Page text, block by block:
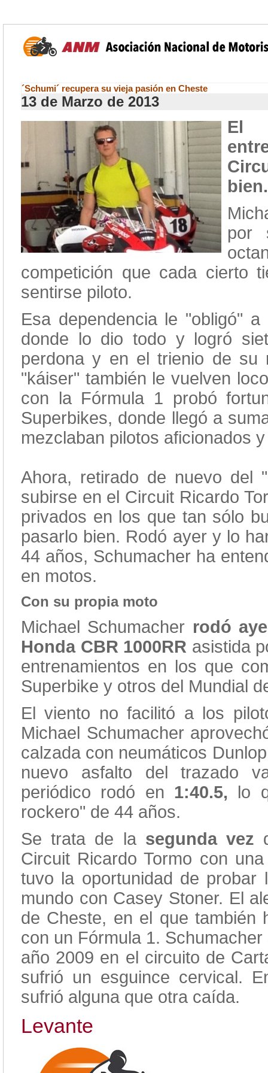
´Schumi´ recupera su vieja pasión en Cheste
13 de Marzo de 2013
El
bien.
por
competición que cada cierto
sentirse piloto.
Esa dependencia le "obligó"
donde lo dio todo y logró
perdona y en el trienio de su
"káiser" también le vuelven
con la Fórmula 1 probó
Superbikes, donde llegó a
mezclaban pilotos aficionados
Ahora, retirado de nuevo del
subirse en el Circuit Ricardo
privados en los que tan sólo
pasarlo bien. Rodó ayer y lo
44 años, Schumacher ha
en motos.
Con su propia moto
Michael Schumacher rodó
Honda CBR 1000RR asistida
entrenamientos en los que
Superbike y otros del Mundial
El viento no facilitó a los
Michael Schumacher
calzada con neumáticos
nuevo asfalto del trazado
periódico rodó en 1:40.5, lo
rockero" de 44 años.
Se trata de la segunda vez
Circuit Ricardo Tormo con
tuvo la oportunidad de
mundo con Casey Stoner. El
de Cheste, en el que también
con un Fórmula 1.
año 2009 en el circuito de
sufrió un esguince cervical.
sufrió alguna que otra caída.
Levante